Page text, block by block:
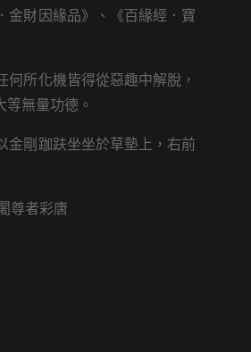
金財因緣品》、《百緣經．寶
所化機皆得從惡趣中解脫，
無量功德。
金剛跏趺坐坐於草墊上，右前
尊者彩唐